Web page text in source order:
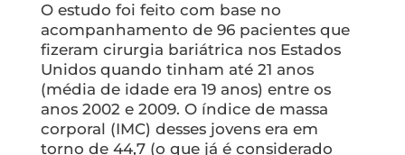
O estudo foi feito com base no
acompanhamento de 96 pacientes que
fizeram cirurgia bariátrica nos Estados
Unidos quando tinham até 21 anos
(média de idade era 19 anos) entre os
anos 2002 e 2009. O índice de massa
corporal (IMC) desses jovens era em
torno de 44,7 (o que já é considerado